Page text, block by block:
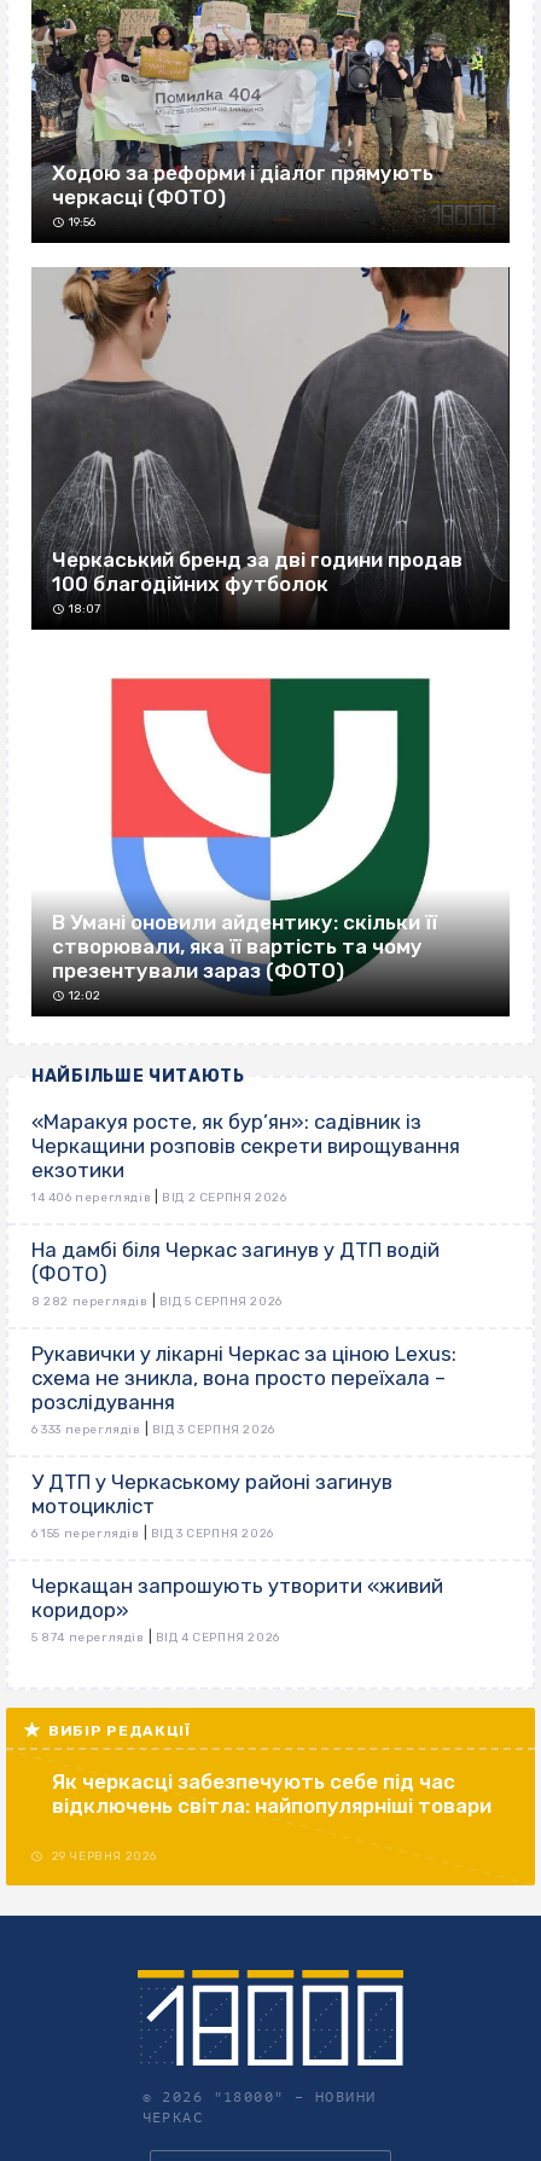
Ходою за реформи і діалог прямують
черкасці (ФОТО)
19:56
Черкаський бренд за дві години продав
100 благодійних футболок
18:07
В Умані оновили айдентику: скільки її
створювали, яка її вартість та чому
презентували зараз (ФОТО)
12:02
НАЙБІЛЬШЕ ЧИТАЮТЬ
«Маракуя росте, як бур’ян»: садівник із
Черкащини розповів секрети вирощування
екзотики
14 406 переглядів ВІД 2 СЕРПНЯ 2026
На дамбі біля Черкас загинув у ДТП водій
(ФОТО)
8 282 переглядів ВІД 5 СЕРПНЯ 2026
Рукавички у лікарні Черкас за ціною Lexus:
схема не зникла, вона просто переїхала –
розслідування
6 333 переглядів ВІД 3 СЕРПНЯ 2026
У ДТП у Черкаському районі загинув
мотоцикліст
6 155 переглядів ВІД 3 СЕРПНЯ 2026
Черкащан запрошують утворити «живий
коридор»
5 874 переглядів ВІД 4 СЕРПНЯ 2026
ВИБІР РЕДАКЦІЇ
Як черкасці забезпечують себе під час
відключень світла: найпопулярніші товари
29 ЧЕРВНЯ 2026
© 2026 "18000" – НОВИНИ
ЧЕРКАС